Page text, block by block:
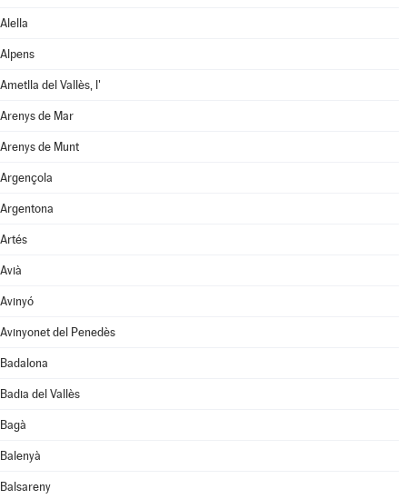
Alella
Alpens
Ametlla del Vallès, l'
Arenys de Mar
Arenys de Munt
Argençola
Argentona
Artés
Avià
Avinyó
Avinyonet del Penedès
Badalona
Badia del Vallès
Bagà
Balenyà
Balsareny